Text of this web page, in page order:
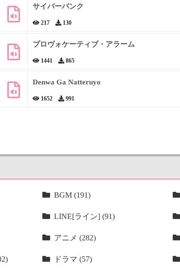
サイバーパンク
217 130
プロヴォケーティブ・アラーム
1441 865
Denwa Ga Natteruyo
1652 991
BGM (191)
LINE[ライン] (91)
アニメ (282)
ドラマ (57)